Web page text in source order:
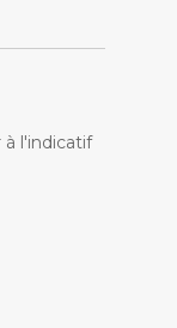
à l'indicatif